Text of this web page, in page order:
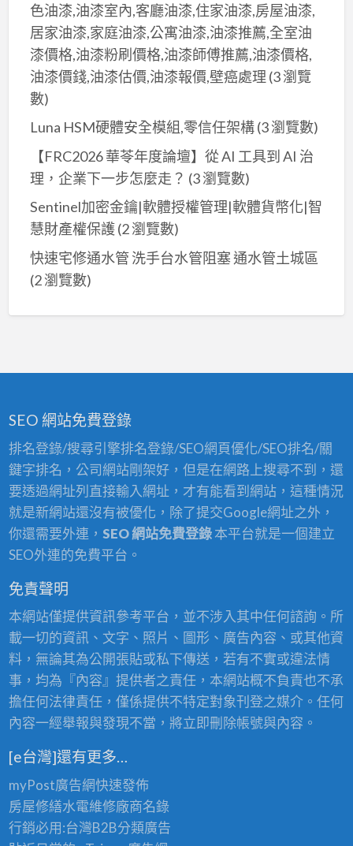
色油漆,油漆室內,客廳油漆,住家油漆,房屋油漆,
居家油漆,家庭油漆,公寓油漆,油漆推薦,全室油
漆價格,油漆粉刷價格,油漆師傅推薦,油漆價格,
油漆價錢,油漆估價,油漆報價,壁癌處理 (3 瀏覽
數)
Luna HSM硬體安全模組,零信任架構(3 瀏覽數)
【FRC2026 華苓年度論壇】從 AI 工具到 AI 治
理，企業下一步怎麼走？ (3 瀏覽數)
Sentinel加密金鑰|軟體授權管理|軟體貨幣化|智
慧財產權保護(2 瀏覽數)
快速宅修通水管 洗手台水管阻塞 通水管土城區
(2 瀏覽數)
SEO 網站免費登錄
排名登錄/搜尋引擎排名登錄/SEO網頁優化/SEO排名/關
鍵字排名，公司網站剛架好，但是在網路上搜尋不到，還
要透過網址列直接輸入網址，才有能看到網站，這種情況
就是新網站還沒有被優化，除了提交Google網址之外，
你還需要外連， SEO 網站免費登錄本平台就是一個建立
SEO外連的免費平台。
免責聲明
本網站僅提供資訊參考平台，並不涉入其中任何諮詢。所
載一切的資訊、文字、照片、圖形、廣告內容、或其他資
料，無論其為公開張貼或私下傳送，若有不實或違法情
事，均為『內容』提供者之責任，本網站概不負責也不承
擔任何法律責任，僅係提供不特定對象刊登之媒介。任何
內容一經舉報與發現不當，將立即刪除帳號與內容。
[e台灣]還有更多…
myPost廣告網快速發佈
房屋修繕水電維修廠商名錄
行銷必用:台灣B2B分類廣告